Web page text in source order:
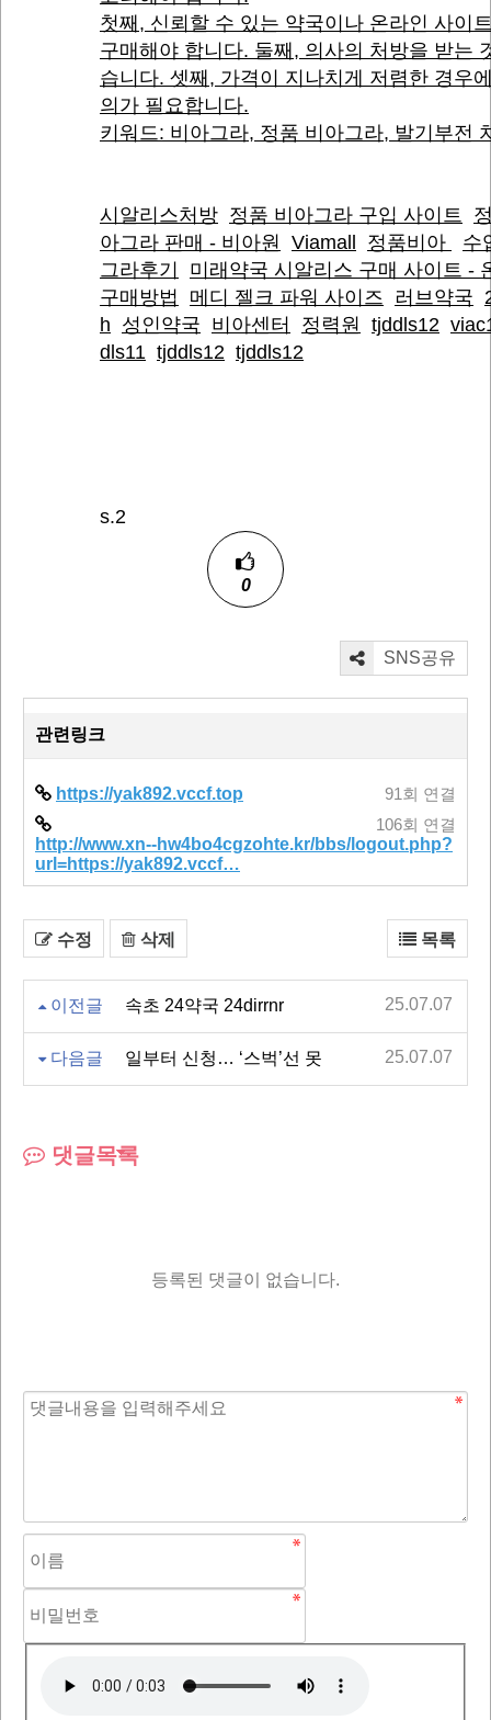
첫째, 신뢰할 수 있는 약국이나 온라인 사이
구매해야 합니다. 둘째, 의사의 처방을 받는
습니다. 셋째, 가격이 지나치게 저렴한 경우
의가 필요합니다.
키워드: 비아그라, 정품 비아그라, 발기부전
시알리스처방 정품 비아그라 구입 사이트
아그라 판매 - 비아원
Viamall 정품비아
수
그라후기
미래약국 시알리스 구매 사이트 -
구매방법
메디 젤크 파워 사이즈 러브약국
h 성인약국 비아센터 정력원 tjddls12
dls11 tjddls12 tjddls12
s.2
0
SNS공유
관련링크
https://yak892.vccf.top 91회 연결
http://www.xn--hw4bo4cgzohte.kr/bbs/logout.php?
url=https://yak892.vccf…
106회 연결
수정 삭제 목록
이전글 속초 24약국 24dirrnr 25.07.07
다음글 일부터 신청… ‘스벅’선 못 25.07.07
댓글목록
등록된 댓글이 없습니다.